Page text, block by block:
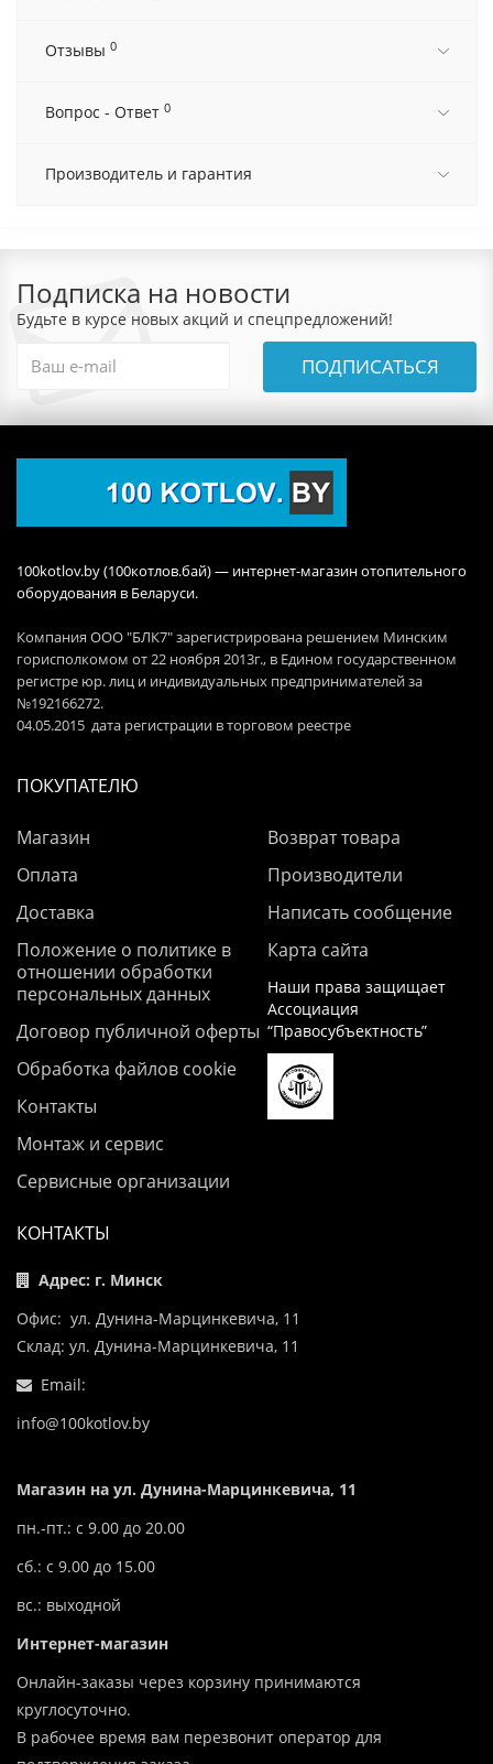
Отзывы 0
Вопрос - Ответ 0
Производитель и гарантия
Подписка на новости
Будьте в курсе новых акций и спецпредложений!
ПОДПИСАТЬСЯ
100kotlov.by (100котлов.бай) — интернет-магазин отопительного
оборудования в Беларуси.
Компания ООО "БЛК7" зарегистрирована решением Минским
горисполкомом от 22 ноября 2013г., в Едином государственном
регистре юр. лиц и индивидуальных предпринимателей за
№192166272.
04.05.2015 дата регистрации в торговом реестре
ПОКУПАТЕЛЮ
Магазин
Оплата
Доставка
Положение о политике в
отношении обработки
персональных данных
Договор публичной оферты
Обработка файлов cookie
Контакты
Монтаж и сервис
Сервисные организации
Возврат товара
Производители
Написать сообщение
Карта сайта
Наши права защищает
Ассоциация
“Правосубъектность”
КОНТАКТЫ
Адрес: г. Минск
Офис: ул. Дунина-Марцинкевича, 11
Склад: ул. Дунина-Марцинкевича, 11
Email:
info@100kotlov.by
Магазин на ул. Дунина-Марцинкевича, 11
пн.-пт.: с 9.00 до 20.00
сб.: с 9.00 до 15.00
вс.: выходной
Интернет-магазин
Онлайн-заказы через корзину принимаются
круглосуточно.
В рабочее время вам перезвонит оператор для